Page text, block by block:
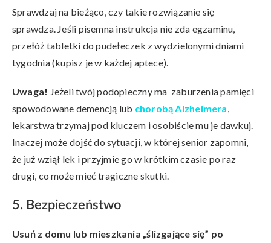
Sprawdzaj na bieżąco, czy takie rozwiązanie się
sprawdza. Jeśli pisemna instrukcja nie zda egzaminu,
przełóż tabletki do pudełeczek z wydzielonymi dniami
tygodnia (kupisz je w każdej aptece).
Uwaga! Jeżeli twój podopieczny ma zaburzenia pamięci
spowodowane demencją lub chorobą Alzheimera,
lekarstwa trzymaj pod kluczem i osobiście mu je dawkuj.
Inaczej może dojść do sytuacji, w której senior zapomni,
że już wziął lek i przyjmie go w krótkim czasie po raz
drugi, co może mieć tragiczne skutki.
5. Bezpieczeństwo
Usuń z domu lub mieszkania „ślizgające się” po